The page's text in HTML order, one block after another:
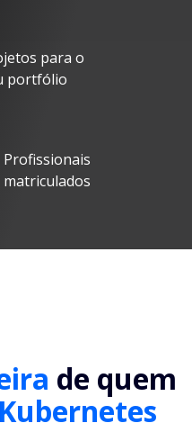
para o
portfólio
Profissionais
matriculados
de quem
Kubernetes